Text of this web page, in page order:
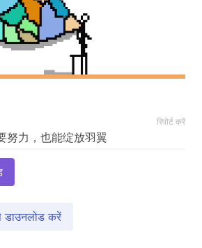
रिपोर्ट करें
डाउनलोड करें